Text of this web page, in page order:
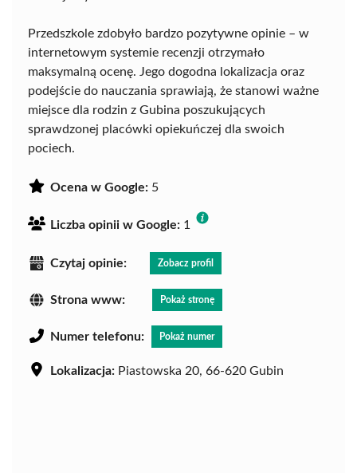
Przedszkole zdobyło bardzo pozytywne opinie – w
internetowym systemie recenzji otrzymało
maksymalną ocenę. Jego dogodna lokalizacja oraz
podejście do nauczania sprawiają, że stanowi ważne
miejsce dla rodzin z Gubina poszukujących
sprawdzonej placówki opiekuńczej dla swoich
pociech.
Ocena w Google: 5
Liczba opinii w Google: 1
Czytaj opinie: Zobacz profil
Strona www: Pokaż stronę
Numer telefonu: Pokaż numer
Lokalizacja: Piastowska 20, 66-620 Gubin